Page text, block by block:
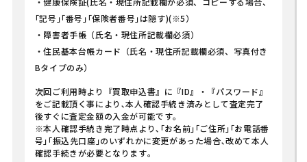
｢記号｣｢番号｣｢保険者番号｣は隠す)(※5）
・障害者手帳 （氏名・現住所記載欄必須）
・住民基本台帳カード （氏名・現住所記載欄必須、写真付き
Bタイプのみ）
次回ご利用時より『買取申込書』に『ID』・『パスワード』
をご記載頂く事により､本人確認手続き済みとして査定完了
後すぐに査定金額の入金が可能です｡
※本人確認手続き完了時点より､｢お名前｣｢ご住所｣｢お電話番
号｣｢振込先口座｣のいずれかに変更があった場合､改めて本人
確認手続きが必要となります｡